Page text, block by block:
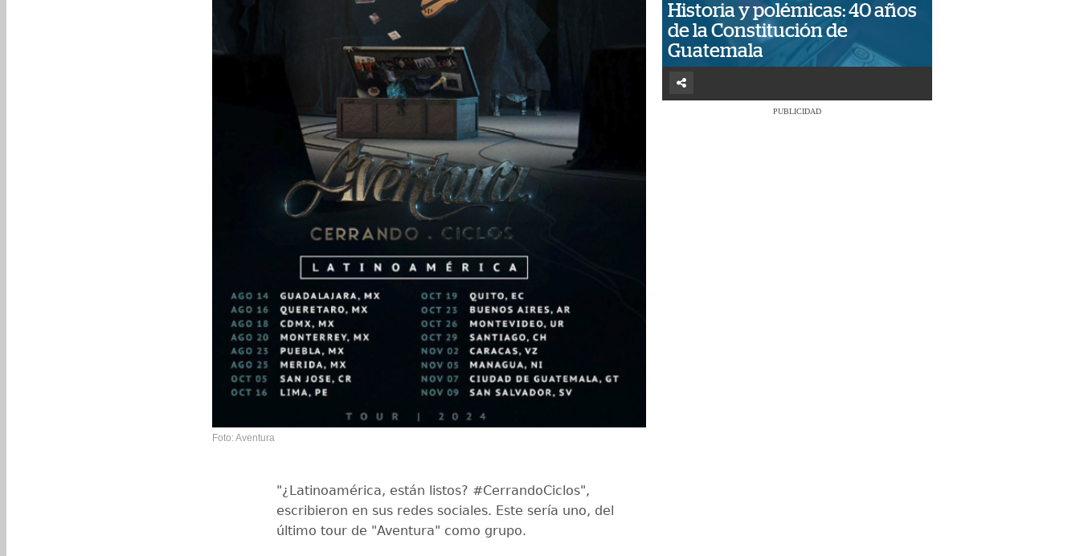
Foto: Aventura
"¿Latinoamérica, están listos? #CerrandoCiclos",
escribieron en sus redes sociales. Este sería uno, del
último tour de "Aventura" como grupo.
Historia y polémicas: 40 años
de la Constitución de
Guatemala
PUBLICIDAD